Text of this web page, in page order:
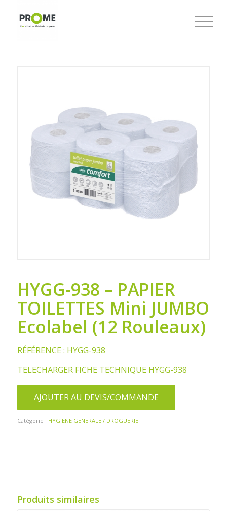
HYGG-938 – PAPIER
TOILETTES Mini JUMBO
Ecolabel (12 Rouleaux)
RÉFÉRENCE : HYGG-938
TELECHARGER FICHE TECHNIQUE HYGG-938
AJOUTER AU DEVIS/COMMANDE
Catégorie : HYGIENE GENERALE / DROGUERIE
Produits similaires